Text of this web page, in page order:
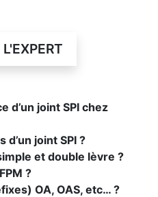
d’un joint SPI chez
joint SPI ?
et double lèvre ?
?
OA, OAS, etc… ?